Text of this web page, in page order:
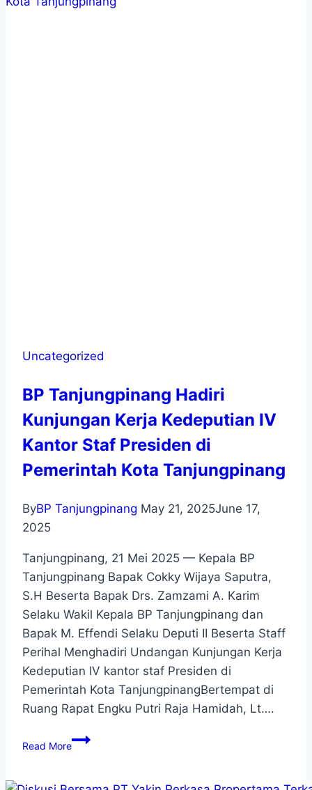
Uncategorized
BP Tanjungpinang Hadiri
Kunjungan Kerja Kedeputian IV
Kantor Staf Presiden di
Pemerintah Kota Tanjungpinang
ByBP Tanjungpinang May 21, 2025June 17,
2025
Tanjungpinang, 21 Mei 2025 — Kepala BP
Tanjungpinang Bapak Cokky Wijaya Saputra,
S.H Beserta Bapak Drs. Zamzami A. Karim
Selaku Wakil Kepala BP Tanjungpinang dan
Bapak M. Effendi Selaku Deputi II Beserta Staff
Perihal Menghadiri Undangan Kunjungan Kerja
Kedeputian IV kantor staf Presiden di
Pemerintah Kota TanjungpinangBertempat di
Ruang Rapat Engku Putri Raja Hamidah, Lt….
Read More